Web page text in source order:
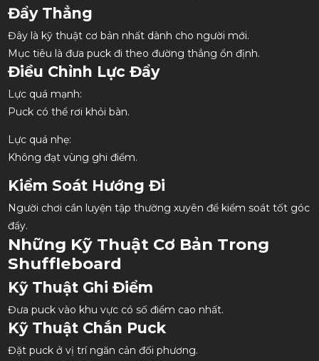
Đẩy Thẳng
Đây là kỹ thuật cơ bản nhất dành cho người mới.
Mục tiêu là đưa puck đi theo đường thẳng ổn định.
Điều Chỉnh Lực Đẩy
Lực quá mạnh:
Puck có thể rơi khỏi bàn.
Lực quá nhẹ:
Không đạt vùng ghi điểm.
Kiểm Soát Hướng Đi
Người chơi cần luyện tập thường xuyên để kiểm soát tốt góc
đẩy.
Những Kỹ Thuật Cơ Bản Trong
Shuffleboard
Kỹ Thuật Ghi Điểm
Đưa puck vào khu vực có số điểm cao nhất.
Kỹ Thuật Chắn Puck
Đặt puck ở vị trí ngăn cản đối phương.